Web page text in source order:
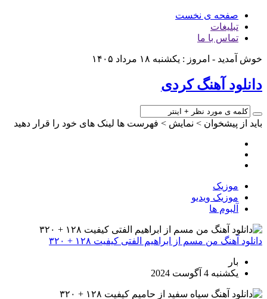
صفحه ی نخست
تبلیغات
تماس با ما
خوش آمدید - امروز : یکشنبه ۱۸ مرداد ۱۴۰۵
دانلود آهنگ کردی
باید از پیشخوان > نمایش > فهرست ها لینک های خود را قرار دهید
موزیک
موزیک ویدیو
آلبوم ها
دانلود آهنگ من مسم از ابراهیم الفتی کیفیت ۱۲۸ + ۳۲۰
بار
یکشنبه 4 آگوست 2024